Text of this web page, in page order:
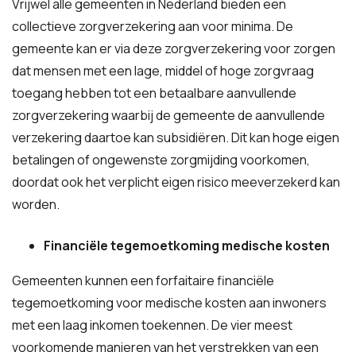
Vrijwel alle gemeenten in Nederland bieden een
collectieve zorgverzekering aan voor minima. De
gemeente kan er via deze zorgverzekering voor zorgen
dat mensen met een lage, middel of hoge zorgvraag
toegang hebben tot een betaalbare aanvullende
zorgverzekering waarbij de gemeente de aanvullende
verzekering daartoe kan subsidiëren. Dit kan hoge eigen
betalingen of ongewenste zorgmijding voorkomen,
doordat ook het verplicht eigen risico meeverzekerd kan
worden.
Financiële tegemoetkoming medische kosten
Gemeenten kunnen een forfaitaire financiële
tegemoetkoming voor medische kosten aan inwoners
met een laag inkomen toekennen. De vier meest
voorkomende manieren van het verstrekken van een